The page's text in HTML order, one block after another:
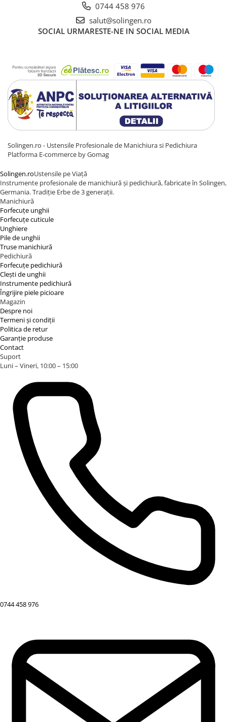
0744 458 976
salut@solingen.ro
SOCIAL URMARESTE-NE IN SOCIAL MEDIA
Solingen.ro - Ustensile Profesionale de Manichiura si Pedichiura
Platforma E-commerce by Gomag
Solingen.roUstensile pe Viață
Instrumente profesionale de manichiură și pedichiură, fabricate în Solingen,
Germania. Tradiție Erbe de 3 generații.
Manichiură
Forfecuțe unghii
Forfecuțe cuticule
Unghiere
Pile de unghii
Truse manichiură
Pedichiură
Forfecuțe pedichiură
Clești de unghii
Instrumente pedichiură
Îngrijire piele picioare
Magazin
Despre noi
Termeni și condiții
Politica de retur
Garanție produse
Contact
Suport
Luni – Vineri, 10:00 – 15:00
0744 458 976